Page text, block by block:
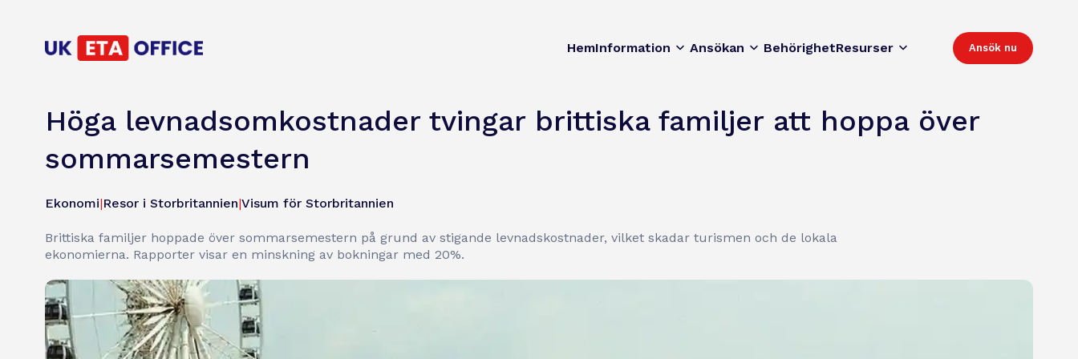
HemInformation Ansökan BehörighetResurser Ansök nu
Höga levnadsomkostnader tvingar brittiska familjer att hoppa över
sommarsemestern
Ekonomi|Resor i Storbritannien|Visum för Storbritannien
Brittiska familjer hoppade över sommarsemestern på grund av stigande levnadskostnader, vilket skadar turismen och de lokala
ekonomierna. Rapporter visar en minskning av bokningar med 20%.